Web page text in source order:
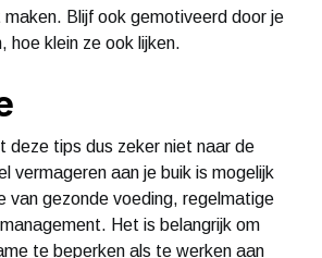
Blijf ook gemotiveerd door je
hoe klein ze ook lijken.
deze tips dus zeker niet naar de
vermageren aan je buik is mogelijk
van gezonde voeding, regelmatige
Het is belangrijk om
te beperken als te werken aan